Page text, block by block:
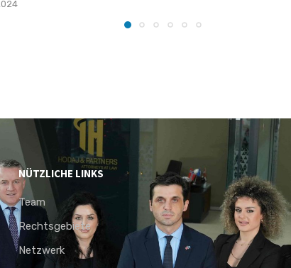
NÜTZLICHE LINKS
Team
Rechtsgebiete
Netzwerk